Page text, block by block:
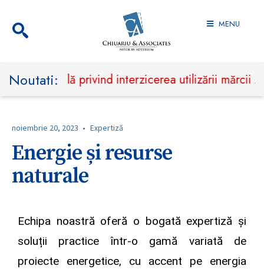
MENU
Noutati: privind interzicerea utilizării mărcii
noiembrie 20, 2023 • Expertiză
Energie și resurse
naturale
Echipa noastră oferă o bogată expertiză și
soluții practice într-o gamă variată de
proiecte energetice, cu accent pe energia